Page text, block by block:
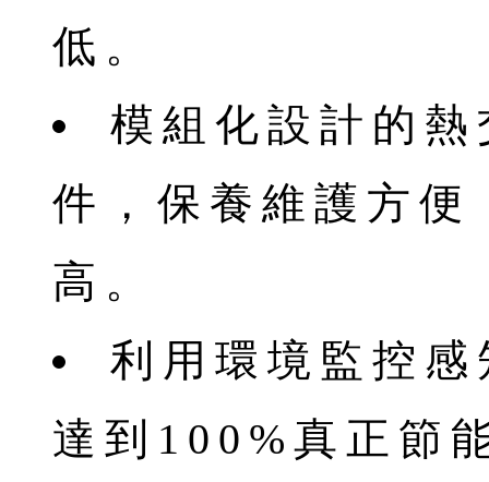
低。
模組化設計的
件，保養維護方
高。
利用環境監控
達到100%真正節